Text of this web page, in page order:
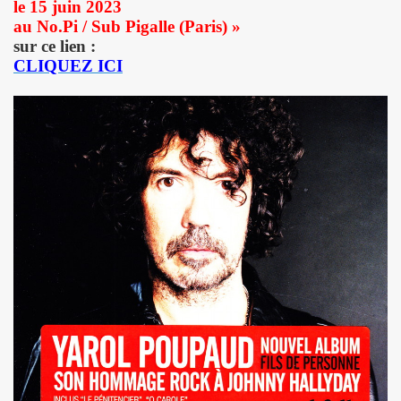
le 15 juin 2023
au No.Pi / Sub Pigalle (Paris) »
sur ce lien :
CLIQUEZ ICI
(2014) de BRIAN SETZER : chronique
: chronique detaillee.
+ album "THE FABULOUS ROCK N ROLL
PARTON : chronique detaillee.
de la chanson" (Editions Caid, 2014) : chronique du
le 3 avril 2014 a LA MAROQUINERIE (Paris) : compte
DRONES ("The Tangible Effect Of Love") le 28 mars
du Palace" (2014) : chronique de l'album.
le 18 decembre 2013 a LA BOULE NOIRE (Paris) :
2013 au TRIANON (Paris) : compte rendu.